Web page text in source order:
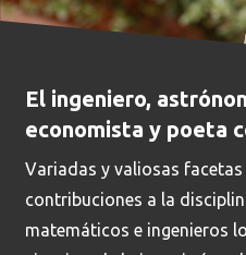
El ingeniero,
economista y poeta
Variadas y valiosas
contribuciones a la
matemáticos e ingenieros